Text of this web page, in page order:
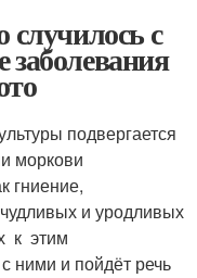
с
подвергается
моркови
гниение,
и уродливых
к этим
ними и пойдёт речь